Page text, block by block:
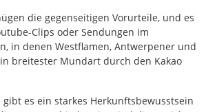
die gegenseitigen Vorurteile, und es
Clips oder Sendungen im
in denen Westflamen, Antwerpener und
breitester Mundart durch den Kakao
es ein starkes Herkunftsbewusstsein